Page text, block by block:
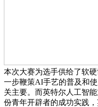
本次大赛为选手供给了软
一步鞭策AI手艺的普及和
关主要。而英特尔人工智
份青年开辟者的成功实践